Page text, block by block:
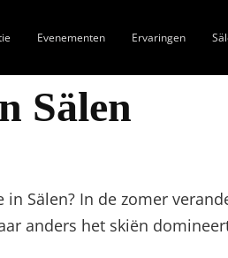
Evenementen Ervaringen
Sälen
Sälen? In de zomer
anders het skiën